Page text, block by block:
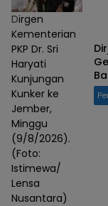
Dirgen
Kementerian
PKP Dr. Sri
Haryati
Kunjungan
Kunker ke
Jember,
Minggu
(9/8/2026).
(Foto:
Istimewa/
Lensa
Nusantara)